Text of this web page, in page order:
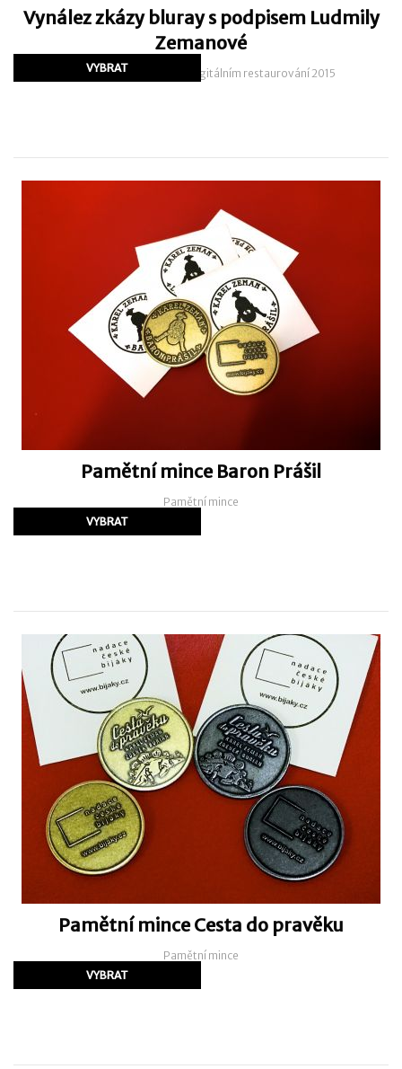
Vynález zkázy bluray s podpisem Ludmily
Zemanové
Bluray Vynález zkázy po digitálním restaurování 2015
Pamětní mince Baron Prášil
Pamětní mince
Pamětní mince Cesta do pravěku
Pamětní mince